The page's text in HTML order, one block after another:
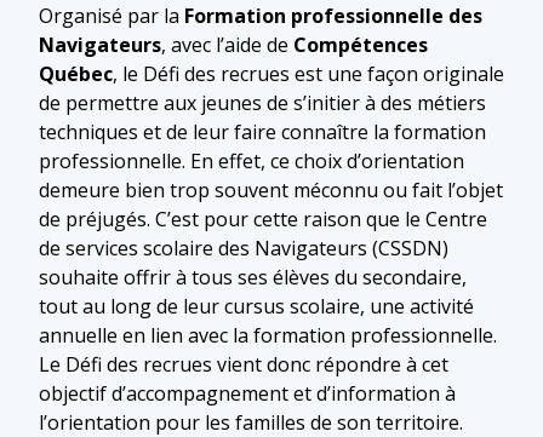
Organisé par la Formation professionnelle des
Navigateurs, avec l’aide de Compétences
Québec, le Défi des recrues est une façon originale
de permettre aux jeunes de s’initier à des métiers
techniques et de leur faire connaître la formation
professionnelle. En effet, ce choix d’orientation
demeure bien trop souvent méconnu ou fait l’objet
de préjugés. C’est pour cette raison que le Centre
de services scolaire des Navigateurs (CSSDN)
souhaite offrir à tous ses élèves du secondaire,
tout au long de leur cursus scolaire, une activité
annuelle en lien avec la formation professionnelle.
Le Défi des recrues vient donc répondre à cet
objectif d’accompagnement et d’information à
l’orientation pour les familles de son territoire.